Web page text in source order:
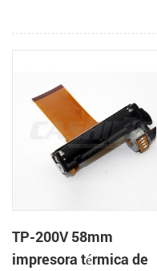
TP-200V 58mm
impresora térmica de